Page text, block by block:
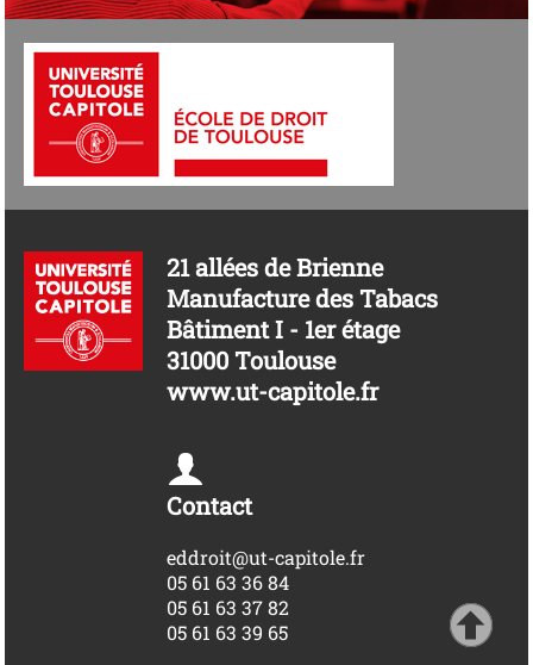
21 allées de Brienne
Manufacture des Tabacs
Bâtiment I - 1er étage
31000 Toulouse
www.ut-capitole.fr
Contact
eddroit@ut-capitole.fr
05 61 63 36 84
05 61 63 37 82
05 61 63 39 65